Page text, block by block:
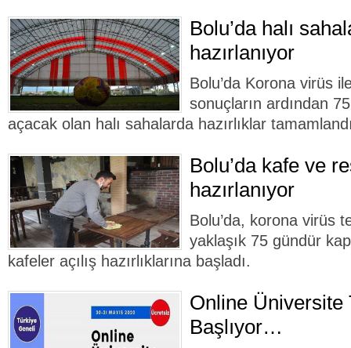
Bolu’da halı
hazırlanıyor
Bolu’da Korona virüs
sonuçların ardından
açacak olan halı sahalarda hazırlıklar
Bolu’da kafe ve
hazırlanıyor
Bolu’da, korona virüs
yaklaşık 75 gündür
kafeler açılış hazırlıklarına başladı.
Online Üniversite
Başlıyor…